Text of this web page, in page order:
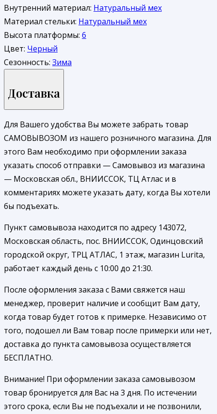
Внутренний материал: Натуральный мех
Материал стельки: Натуральный мех
Высота платформы: 6
Цвет: Черный
Сезонность: Зима
Доставка
Для Вашего удобства Вы можете забрать товар
САМОВЫВОЗОМ из нашего розничного магазина. Для
этого Вам необходимо при оформлении заказа
указать способ отправки — Самовывоз из магазина
— Московская обл., ВНИИССОК, ТЦ Атлас и в
комментариях можете указать дату, когда Вы хотели
бы подъехать.
Пункт самовывоза находится по адресу 143072,
Московская область, пос. ВНИИССОК, Одинцовский
городской округ, ТРЦ АТЛАС, 1 этаж, магазин Lurita,
работает каждый день с 10:00 до 21:30.
После оформления заказа с Вами свяжется наш
менеджер, проверит наличие и сообщит Вам дату,
когда товар будет готов к примерке. Независимо от
того, подошел ли Вам товар после примерки или нет,
доставка до пункта самовывоза осуществляется
БЕСПЛАТНО.
Внимание! При оформлении заказа самовывозом
товар бронируется для Вас на 3 дня. По истечении
этого срока, если Вы не подъехали и не позвонили,